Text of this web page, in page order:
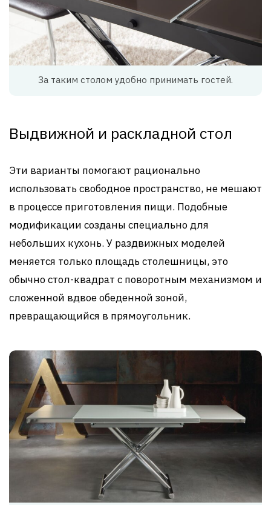
За таким столом удобно принимать гостей.
Выдвижной и раскладной стол
Эти варианты помогают рационально
использовать свободное пространство, не мешают
в процессе приготовления пищи. Подобные
модификации созданы специально для
небольших кухонь. У раздвижных моделей
меняется только площадь столешницы, это
обычно стол-квадрат с поворотным механизмом и
сложенной вдвое обеденной зоной,
превращающийся в прямоугольник.